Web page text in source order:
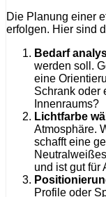
Die Planung einer
erfolgen. Hier sind
Bedarf
werden soll.
eine
Schrank oder
Innenraums?
Lichtfarbe
Atmosphäre.
schafft eine
und ist gut für
Profile oder